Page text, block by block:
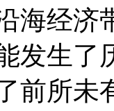
海经济
发生了
前所未